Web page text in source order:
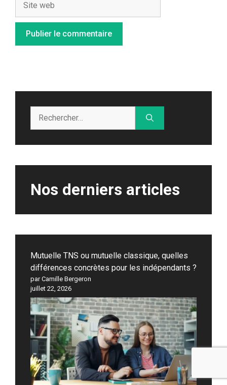
web
Nos derniers articles
Mutuelle TNS ou mutuelle classique, quelles
différences concrètes pour les indépendants ?
par Camille Bergeron
juillet 22, 2026